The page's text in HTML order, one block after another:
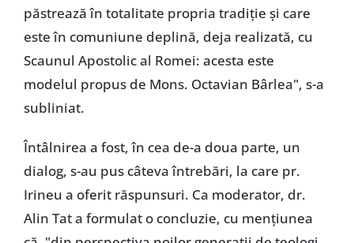
păstrează în totalitate propria tradiție și care
este în comuniune deplină, deja realizată, cu
Scaunul Apostolic al Romei: acesta este
modelul propus de Mons. Octavian Bârlea", s-a
subliniat.
Întâlnirea a fost, în cea de-a doua parte, un
dialog, s-au pus câteva întrebări, la care pr.
Irineu a oferit răspunsuri. Ca moderator, dr.
Alin Tat a formulat o concluzie, cu mențiunea